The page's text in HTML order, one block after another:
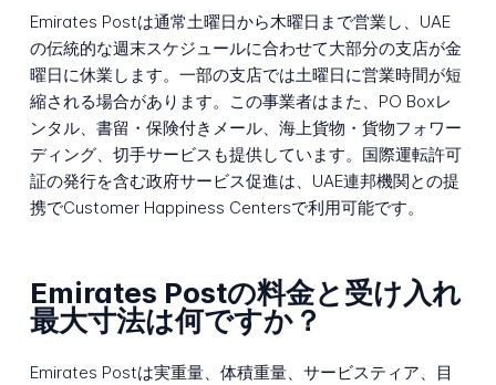
Emirates Postは通常土曜日から木曜日まで営業し、UAE
の伝統的な週末スケジュールに合わせて大部分の支店が金
曜日に休業します。一部の支店では土曜日に営業時間が短
縮される場合があります。この事業者はまた、PO Boxレ
ンタル、書留・保険付きメール、海上貨物・貨物フォワー
ディング、切手サービスも提供しています。国際運転許可
証の発行を含む政府サービス促進は、UAE連邦機関との提
携でCustomer Happiness Centersで利用可能です。
Emirates Postの料金と受け入れ
最大寸法は何ですか？
Emirates Postは実重量、体積重量、サービスティア、目